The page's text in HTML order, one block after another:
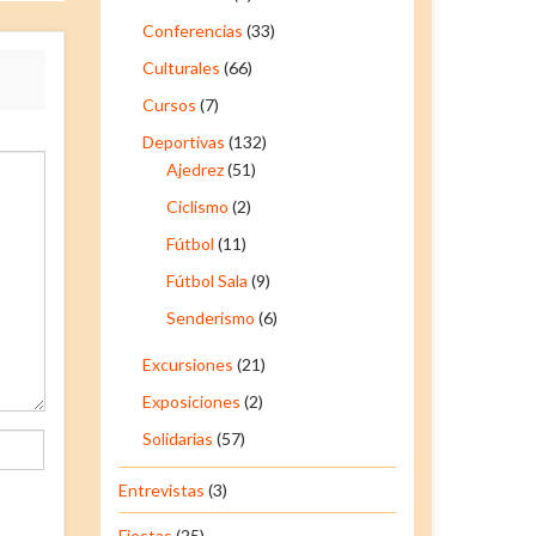
Conferencias (33)
Culturales (66)
Cursos (7)
Deportivas (132)
Ajedrez(51)
Ciclismo (2)
Fútbol (11)
Fútbol Sala (9)
Senderismo (6)
Excursiones (21)
Exposiciones (2)
Solidarias (57)
Entrevistas (3)